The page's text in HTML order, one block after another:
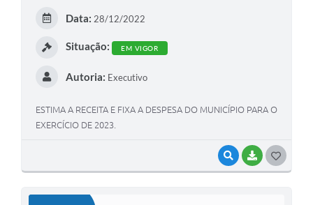
VISUALIZAR
BAIXAR
Data: 28/12/2022
Situação: EM VIGOR
Autoria: Executivo
ESTIMA A RECEITA E FIXA A DESPESA DO MUNICÍPIO PARA O
EXERCÍCIO DE 2023.